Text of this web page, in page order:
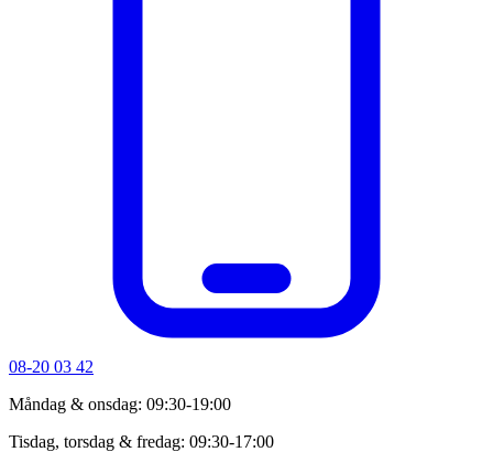
08-20 03 42
Måndag & onsdag: 09:30-19:00
Tisdag, torsdag & fredag: 09:30-17:00